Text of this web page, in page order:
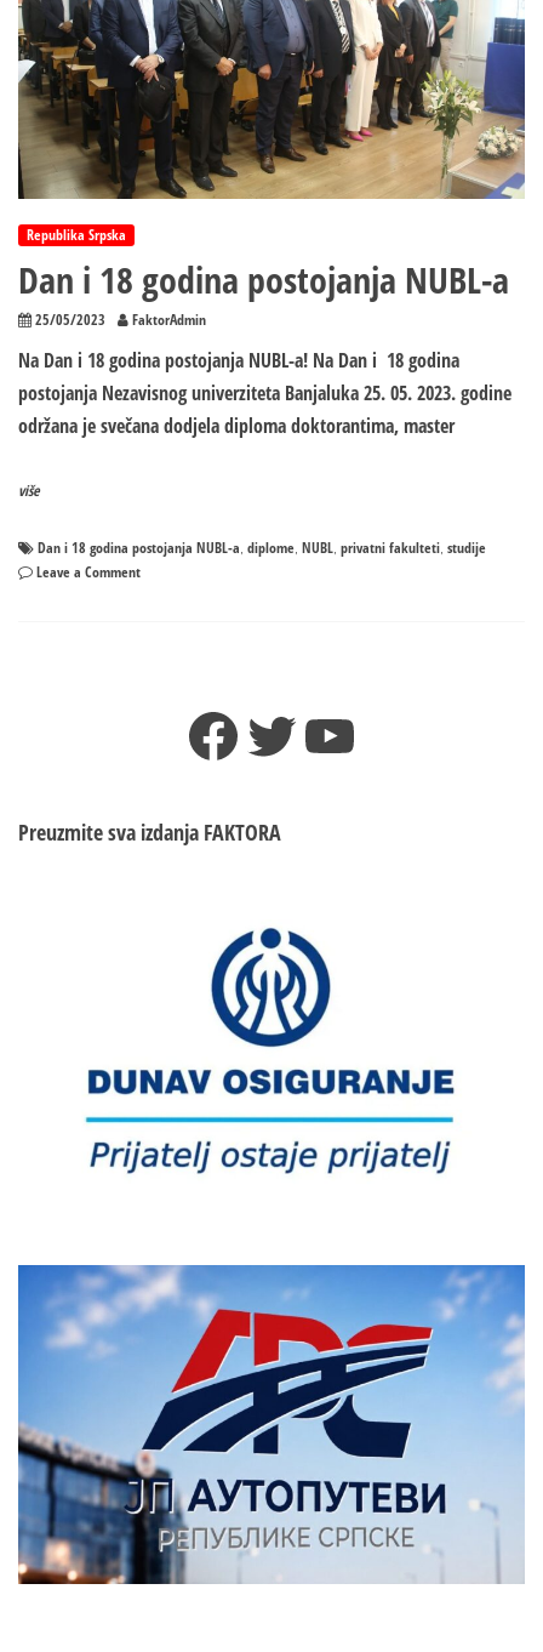
Republika Srpska
Dan i 18 godina postojanja NUBL-a
25/05/2023 FaktorAdmin
Na Dan i 18 godina postojanja NUBL-a! Na Dan i 18 godina
postojanja Nezavisnog univerziteta Banjaluka 25. 05. 2023. godine
održana je svečana dodjela diploma doktorantima, master
više
Dan i 18 godina postojanja NUBL-a, diplome, NUBL, privatni fakulteti, studije
Leave a Commenton
Facebook
TwitterYouTube
Preuzmite sva izdanja FAKTORA